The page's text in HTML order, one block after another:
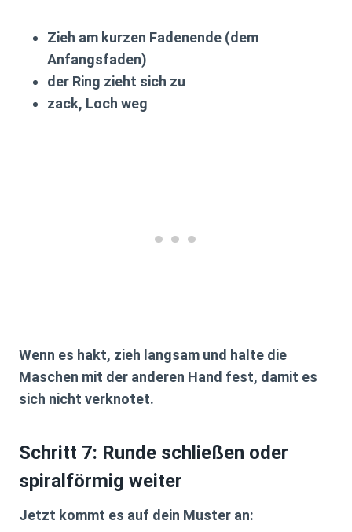
Zieh am kurzen Fadenende (dem
Anfangsfaden)
der Ring zieht sich zu
zack, Loch weg
Wenn es hakt, zieh langsam und halte die
Maschen mit der anderen Hand fest, damit es
sich nicht verknotet.
Schritt 7: Runde schließen oder
spiralförmig weiter
Jetzt kommt es auf dein Muster an: